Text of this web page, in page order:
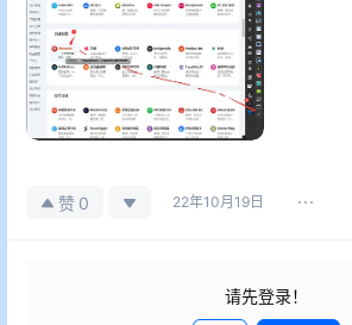
赞 0 22年10月19日
请先登录！